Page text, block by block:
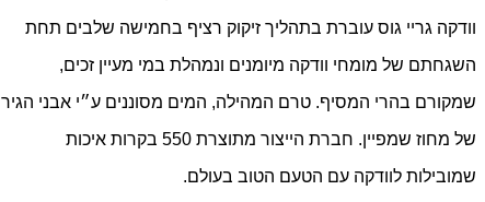
וודקה גריי גוס עוברת בתהליך זיקוק רציף בחמישה שלבים תחת
השגחתם של מומחי וודקה מיומנים ונמהלת במי מעיין זכים,
שמקורם בהרי המסיף. טרם המהילה, המים מסוננים ע״י אבני הגיר
של מחוז שמפיין. חברת הייצור מתוצרת 550 בקרות איכות
שמובילות לוודקה עם הטעם הטוב בעולם.